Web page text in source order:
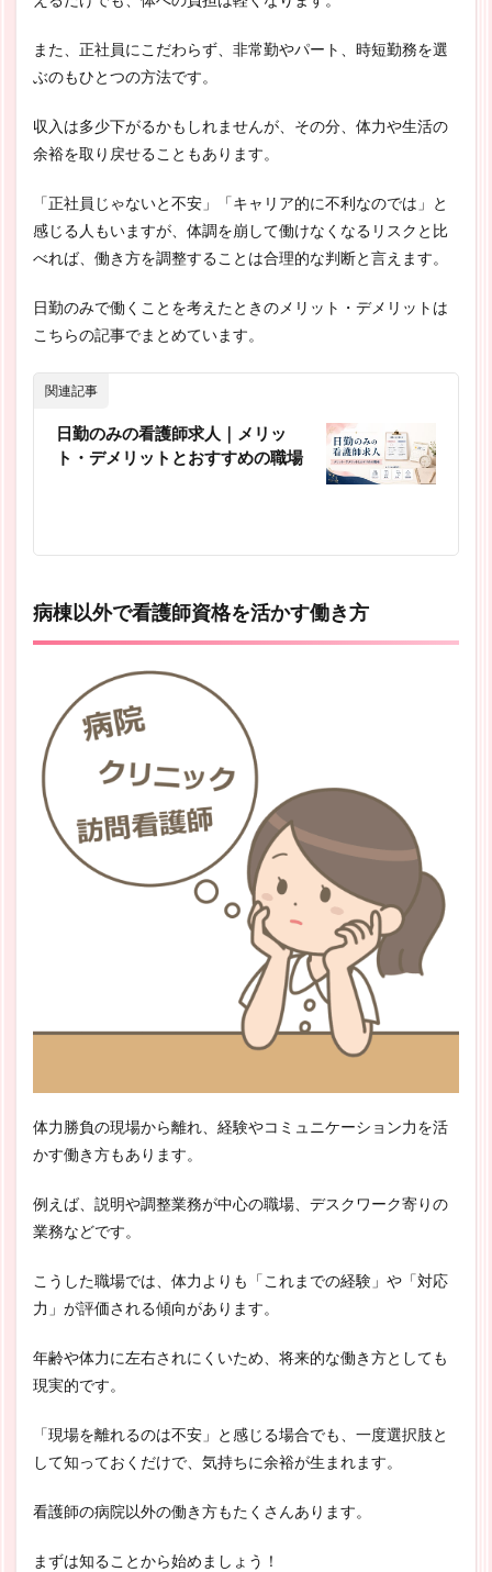
また、正社員にこだわらず、非常勤やパート、時短勤務を選
ぶのもひとつの方法です。
収入は多少下がるかもしれませんが、その分、体力や生活の
余裕を取り戻せることもあります。
「正社員じゃないと不安」「キャリア的に不利なのでは」と
感じる人もいますが、体調を崩して働けなくなるリスクと比
べれば、働き方を調整することは合理的な判断と言えます。
日勤のみで働くことを考えたときのメリット・デメリットは
こちらの記事でまとめています。
関連記事
日勤のみの看護師求人｜メリッ
ト・デメリットとおすすめの職場
病棟以外で看護師資格を活かす働き方
体力勝負の現場から離れ、経験やコミュニケーション力を活
かす働き方もあります。
例えば、説明や調整業務が中心の職場、デスクワーク寄りの
業務などです。
こうした職場では、体力よりも「これまでの経験」や「対応
力」が評価される傾向があります。
年齢や体力に左右されにくいため、将来的な働き方としても
現実的です。
「現場を離れるのは不安」と感じる場合でも、一度選択肢と
して知っておくだけで、気持ちに余裕が生まれます。
看護師の病院以外の働き方もたくさんあります。
まずは知ることから始めましょう！